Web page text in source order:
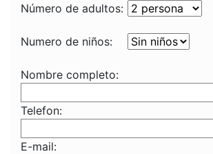
Número de adultos:
Numero de niños:
Nombre completo:
Telefon:
E-mail: